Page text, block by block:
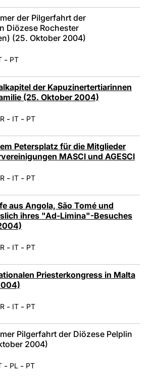
der Pilgerfahrt der
Diözese Rochester
(25. Oktober 2004)
- PT
der Kapuzinertertiarinnen
(25. Oktober 2004)
- IT - PT
Petersplatz für die Mitglieder
MASCI und AGESCI
- IT - PT
aus Angola, São Tomé und
ihres "Ad-Limina"-Besuches
- IT - PT
Priesterkongress in Malta
- IT - PT
Pilgerfahrt der Diözese Pelplin
2004)
- PL - PT